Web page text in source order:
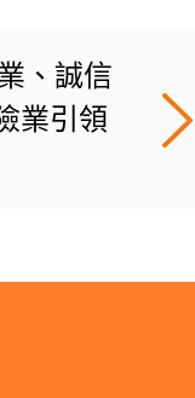
、誠信
業引領